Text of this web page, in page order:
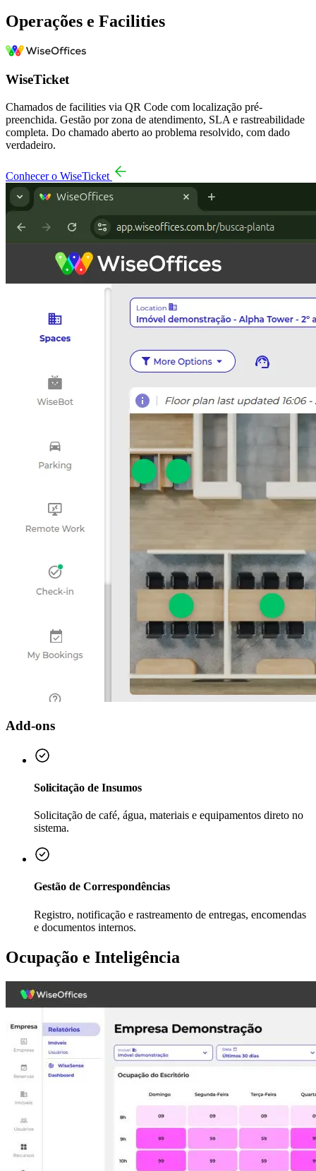
Operações e Facilities
WiseTicket
Chamados de facilities via QR Code com localização pré-
preenchida. Gestão por zona de atendimento, SLA e rastreabilidade
completa. Do chamado aberto ao problema resolvido, com dado
verdadeiro.
Conhecer o WiseTicket
Add-ons
Solicitação de Insumos
Solicitação de café, água, materiais e equipamentos direto no
sistema.
Gestão de Correspondências
Registro, notificação e rastreamento de entregas, encomendas
e documentos internos.
Ocupação e Inteligência